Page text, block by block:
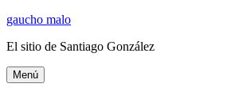
Ir
contenido
gaucho malo
El sitio de Santiago González
Menú